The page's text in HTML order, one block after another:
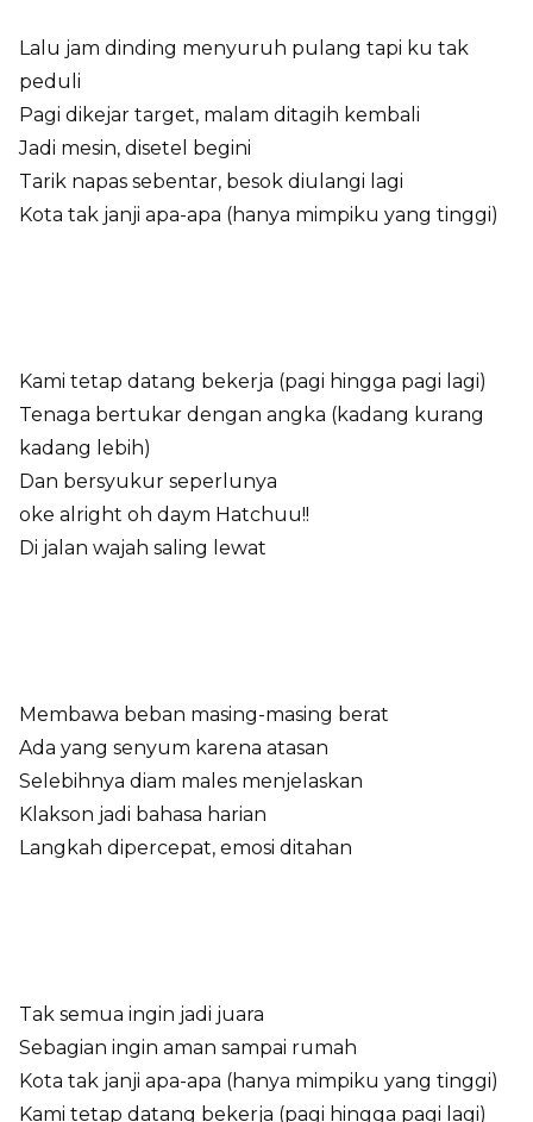
Lalu jam dinding menyuruh pulang tapi ku tak
peduli
Pagi dikejar target, malam ditagih kembali
Jadi mesin, disetel begini
Tarik napas sebentar, besok diulangi lagi
Kota tak janji apa-apa (hanya mimpiku yang tinggi)
Kami tetap datang bekerja (pagi hingga pagi lagi)
Tenaga bertukar dengan angka (kadang kurang
kadang lebih)
Dan bersyukur seperlunya
oke alright oh daym Hatchuu!!
Di jalan wajah saling lewat
Membawa beban masing-masing berat
Ada yang senyum karena atasan
Selebihnya diam males menjelaskan
Klakson jadi bahasa harian
Langkah dipercepat, emosi ditahan
Tak semua ingin jadi juara
Sebagian ingin aman sampai rumah
Kota tak janji apa-apa (hanya mimpiku yang tinggi)
Kami tetap datang bekerja (pagi hingga pagi lagi)